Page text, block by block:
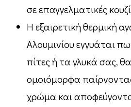
σε επαγγελματικές
Η εξαιρετική θερμική
Αλουμινίου εγγυάται
πίτες ή τα γλυκά σας,
ομοιόμορφα
χρώμα και